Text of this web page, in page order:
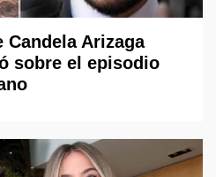
Candela Arizaga
sobre el episodio